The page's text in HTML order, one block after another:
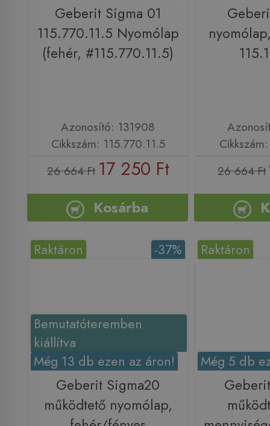
Geberit Sigma 01
115.770.11.5 Nyomólap
(fehér, #115.770.11.5)
Azonosító: 131908
Cikkszám: 115.770.11.5
26 664 Ft 17 250 Ft
Kosárba
26 664 Ft
Bemutatóteremben
kiállítva
Még 13 db ezen az áron!
-37%
Raktáron
Geberit Sigma20
működtető nyomólap,
Raktáron
Még 5 db